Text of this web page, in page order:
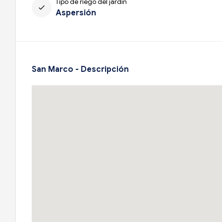
check
Aspersión
San Marco - Descripción